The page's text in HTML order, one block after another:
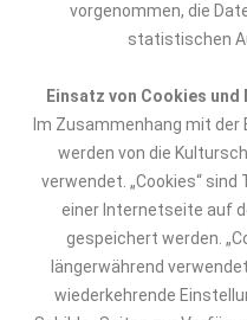
vorgenommen, die
statistischen
Einsatz von Cookies
Im Zusammenhang mit der
werden von die
verwendet. „Cookies“
einer Internetseite auf
gespeichert werden.
längerwährend
wiederkehrende